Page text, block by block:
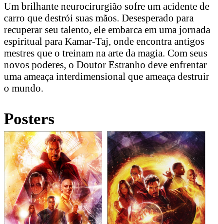
Um brilhante neurocirurgião sofre um acidente de
carro que destrói suas mãos. Desesperado para
recuperar seu talento, ele embarca em uma jornada
espiritual para Kamar-Taj, onde encontra antigos
mestres que o treinam na arte da magia. Com seus
novos poderes, o Doutor Estranho deve enfrentar
uma ameaça interdimensional que ameaça destruir
o mundo.
Posters